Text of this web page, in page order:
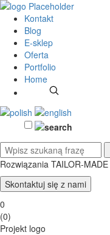
Kontakt
Blog
E-sklep
Oferta
Portfolio
Home
Rozwiązania TAILOR-MADE
Skontaktuj się z nami
0
(0)
Projekt logo